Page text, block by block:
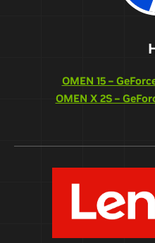
OMEN 15 –
OMEN X 2S –